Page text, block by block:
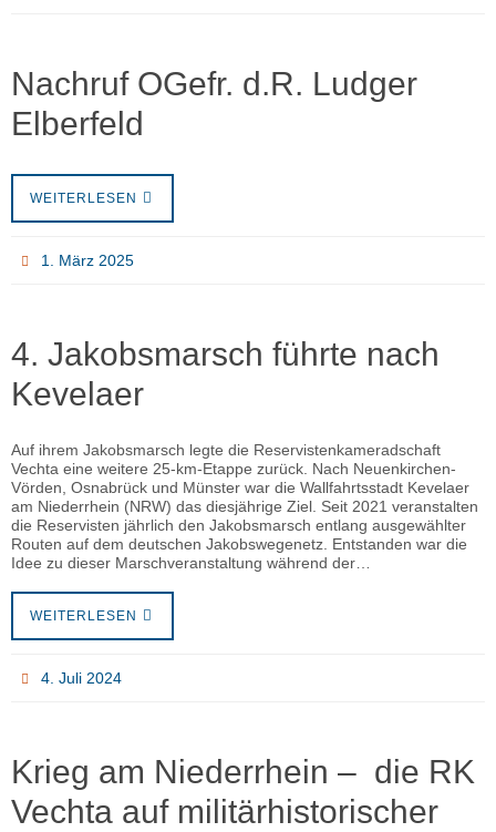
Nachruf OGefr. d.R. Ludger
Elberfeld
WEITERLESEN
1. März 2025
4. Jakobsmarsch führte nach
Kevelaer
Auf ihrem Jakobsmarsch legte die Reservistenkameradschaft
Vechta eine weitere 25-km-Etappe zurück. Nach Neuenkirchen-
Vörden, Osnabrück und Münster war die Wallfahrtsstadt Kevelaer
am Niederrhein (NRW) das diesjährige Ziel. Seit 2021 veranstalten
die Reservisten jährlich den Jakobsmarsch entlang ausgewählter
Routen auf dem deutschen Jakobswegenetz. Entstanden war die
Idee zu dieser Marschveranstaltung während der…
WEITERLESEN
4. Juli 2024
Krieg am Niederrhein – die RK
Vechta auf militärhistorischer